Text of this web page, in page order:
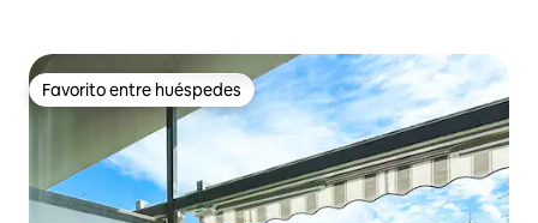
Favorito entre huéspedes
Favorito entre huéspedes